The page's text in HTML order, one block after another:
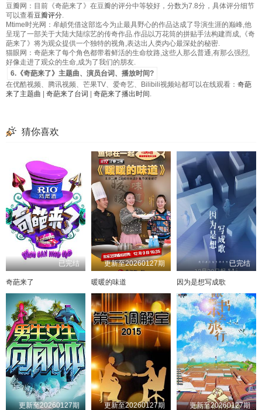
豆瓣网：目前《奇葩来了》在豆瓣的评分中等较好，分数为7.8分，具体评分细节
可以查看豆瓣评分.
Mtime时光网：牟頔凭借这部迄今为止最具野心的作品达成了导演生涯的巅峰,他
呈现了一部关于大陆大陆综艺的传奇作品.作品以万花筒的拼贴手法构建而成,《奇
葩来了》将为观众提供一个独特的视角,表达出人类内心最深处的秘密.
猫眼网：奇葩来了每个角色都带着鲜活的生命纹路,这些人那么普通,有那么强烈,
好像走进了观众的生命,成为了我们的朋友.
6.《奇葩来了》主题曲、演员台词、播放时间?
在优酷视频、腾讯视频、芒果TV、爱奇艺、Bilibili视频站都可以在线观看： 奇葩
来了主题曲
奇葩来了台词 奇葩来了播出时间 .
猜你喜欢
已完结
奇葩来了
更新至20260127期
暖暖的味道
已完结
因为是想写成歌
更新至20260127期 更新至20260127期 更新至20260127期